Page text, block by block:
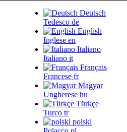
Deutsch
Tedesco de
English
Inglese en
Italiano
Italiano it
Français
Francese fr
Magyar
Ungherese hu
Türkçe
Turco tr
polski